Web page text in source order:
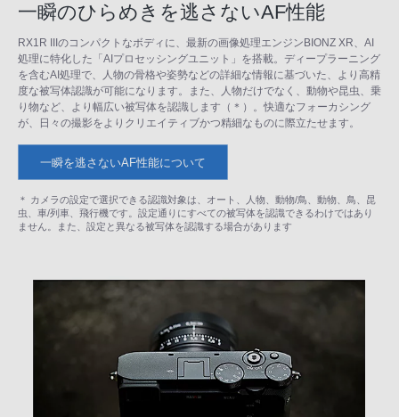
一瞬のひらめきを逃さないAF性能
RX1R IIIのコンパクトなボディに、最新の画像処理エンジンBIONZ XR、AI
処理に特化した「AIプロセッシングユニット」を搭載。ディープラーニング
を含むAI処理で、人物の骨格や姿勢などの詳細な情報に基づいた、より高精
度な被写体認識が可能になります。また、人物だけでなく、動物や昆虫、乗
り物など、より幅広い被写体を認識します（＊）。快適なフォーカシング
が、日々の撮影をよりクリエイティブかつ精細なものに際立たせます。
一瞬を逃さないAF性能について
＊ カメラの設定で選択できる認識対象は、オート、人物、動物/鳥、動物、鳥、昆
虫、車/列車、飛行機です。設定通りにすべての被写体を認識できるわけではあり
ません。また、設定と異なる被写体を認識する場合があります